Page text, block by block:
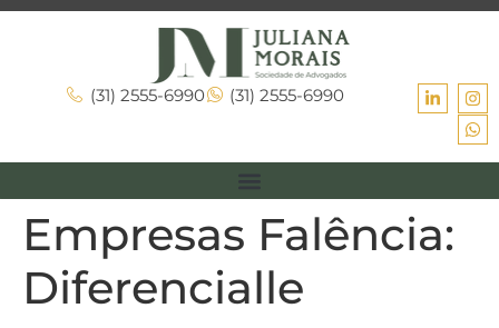
(31) 2555-6990 (31) 2555-6990
Empresas Falência:
Diferencialle